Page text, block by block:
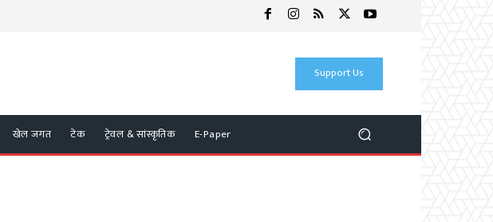
Support Us
खेल जगत टेक ट्रेवल & सांस्कृतिक E-Paper